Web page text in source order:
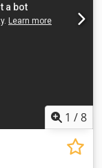
1 /8